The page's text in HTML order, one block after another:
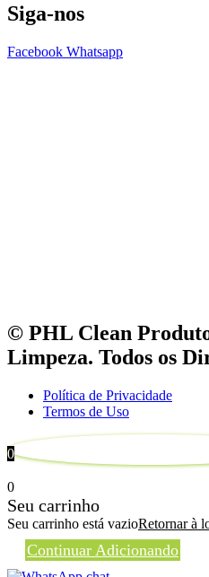
Siga-nos
Facebook Whatsapp
© PHL Clean
Limpeza. Todos os
Política de Privacidade
Termos de Uso
0
0
Seu carrinho
Seu carrinho está vazioRetornar à
Continuar Adicionando